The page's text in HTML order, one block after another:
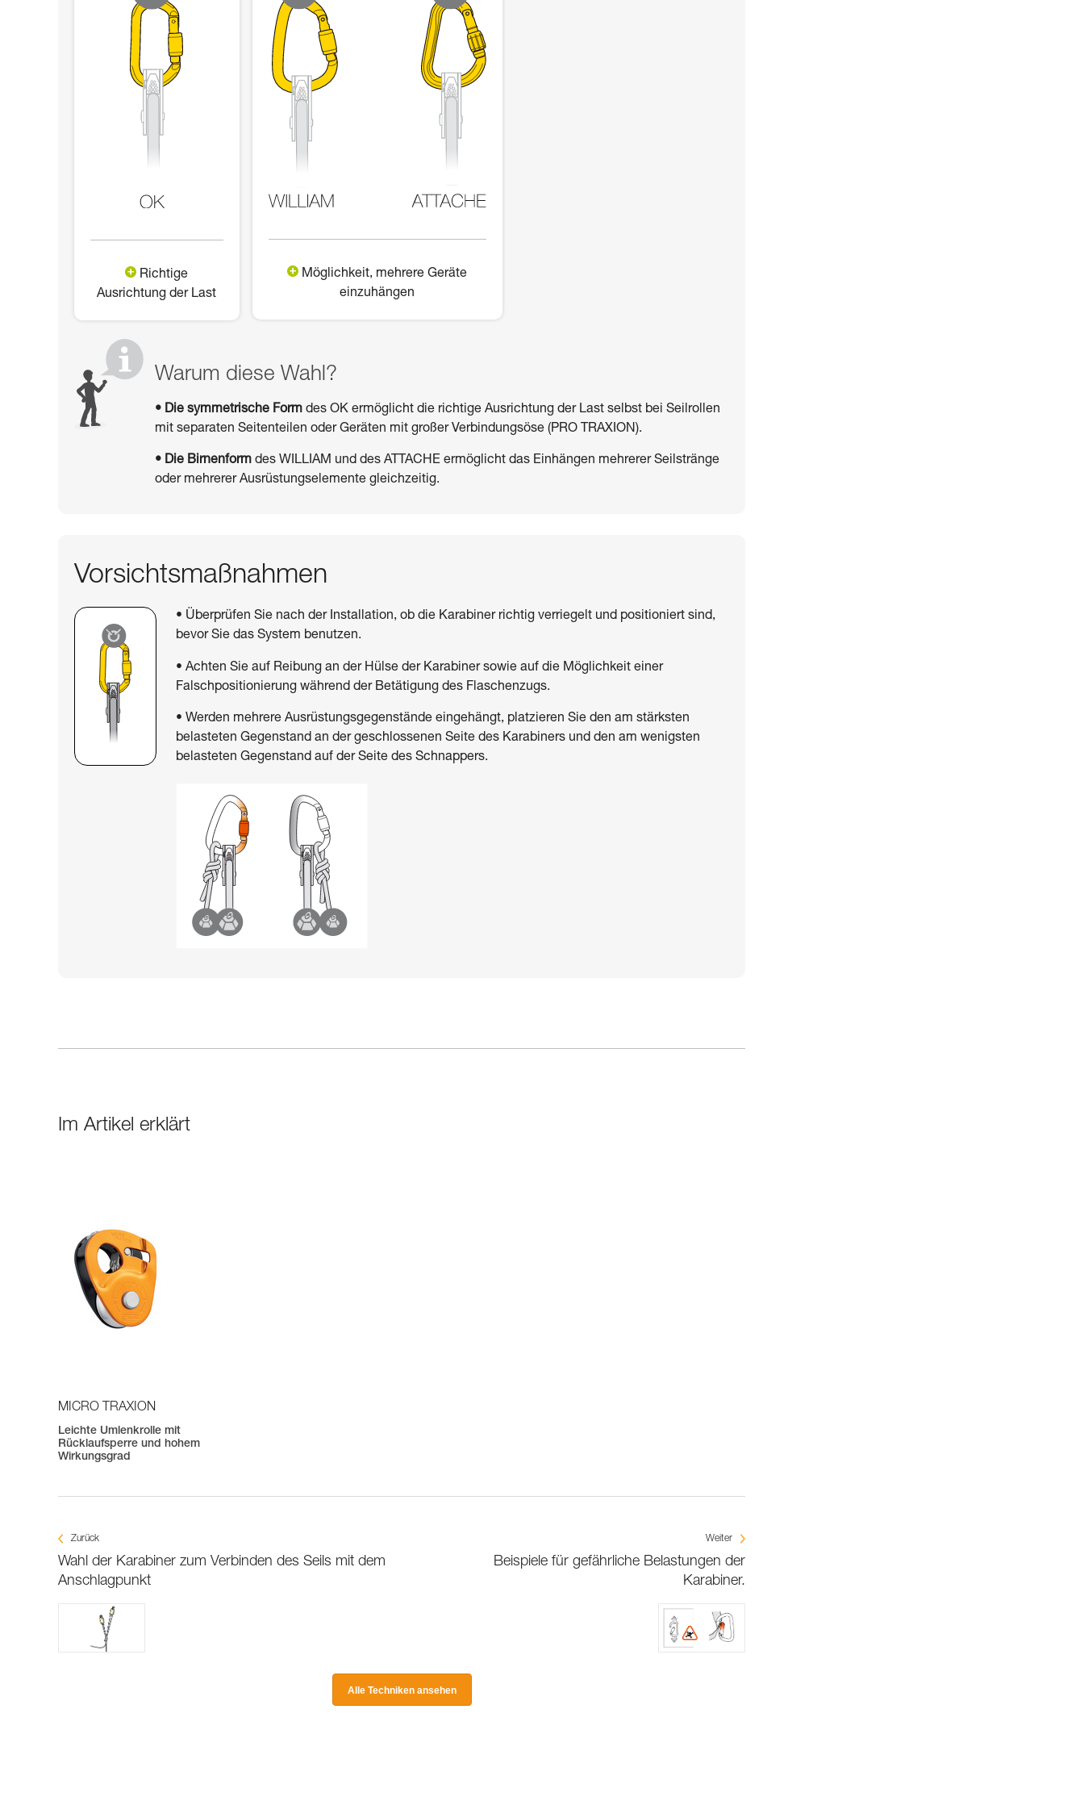
Richtige
Ausrichtung der Last
Möglichkeit, mehrere Geräte
einzuhängen
Warum diese Wahl?
• Die symmetrische Form des OK ermöglicht die richtige Ausrichtung der Last selbst bei Seilrollen
mit separaten Seitenteilen oder Geräten mit großer Verbindungsöse (PRO TRAXION).
• Die Birnenform des WILLIAM und des ATTACHE ermöglicht das Einhängen mehrerer Seilstränge
oder mehrerer Ausrüstungselemente gleichzeitig.
Vorsichtsmaßnahmen
• Überprüfen Sie nach der Installation, ob die Karabiner richtig verriegelt und positioniert sind,
bevor Sie das System benutzen.
• Achten Sie auf Reibung an der Hülse der Karabiner sowie auf die Möglichkeit einer
Falschpositionierung während der Betätigung des Flaschenzugs.
• Werden mehrere Ausrüstungsgegenstände eingehängt, platzieren Sie den am stärksten
belasteten Gegenstand an der geschlossenen Seite des Karabiners und den am wenigsten
belasteten Gegenstand auf der Seite des Schnappers.
Im Artikel erklärt
MICRO TRAXION
Leichte Umlenkrolle mit
Rücklaufsperre und hohem
Wirkungsgrad
Zurück
Wahl der Karabiner zum Verbinden des Seils mit dem
Anschlagpunkt
Weiter
Beispiele für gefährliche Belastungen der
Karabiner.
Alle Techniken ansehen